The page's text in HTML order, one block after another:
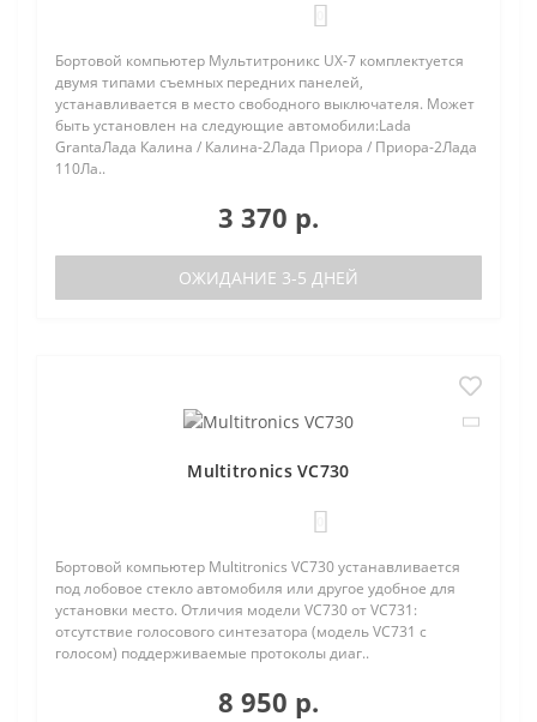
Бортовой компьютер Мультитроникс UX-7 комплектуется
двумя типами съемных передних панелей,
устанавливается в место свободного выключателя. Может
быть установлен на следующие автомобили:Lada
GrantaЛада Калина / Калина-2Лада Приора / Приора-2Лада
110Ла..
3 370 р.
ОЖИДАНИЕ 3-5 ДНЕЙ
Multitronics VC730
Бортовой компьютер Multitronics VC730 устанавливается
под лобовое стекло автомобиля или другое удобное для
установки место. Отличия модели VC730 от VC731:
отсутствие голосового синтезатора (модель VC731 с
голосом) поддерживаемые протоколы диаг..
8 950 р.